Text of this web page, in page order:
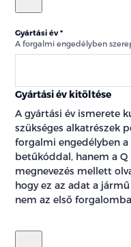
Gyártási év
A forgalmi engedélyben
Gyártási év kitöltése
A gyártási év ismerete
szükséges alkatrészek
forgalmi engedélyben
betűkóddal, hanem a
megnevezés mellett
hogy ez az adat a
nem az első